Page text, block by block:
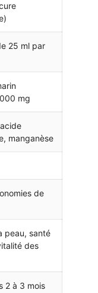
25 ml par
mg
manganèse
de
peau, santé
des
2 à 3 mois